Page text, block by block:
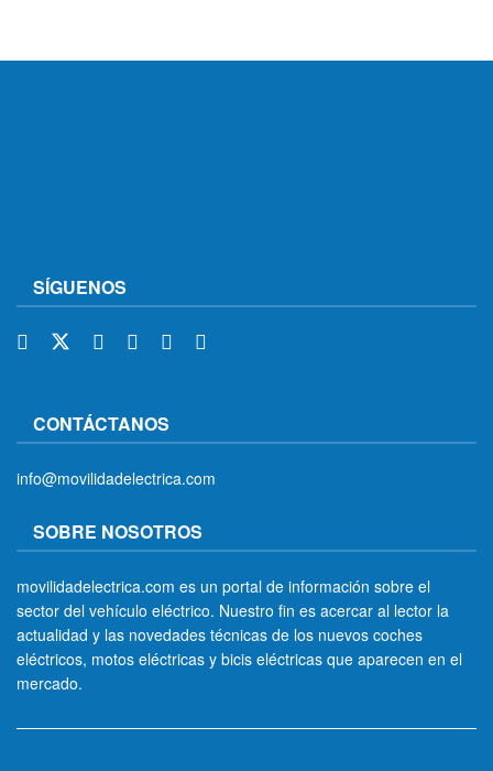
SÍGUENOS
CONTÁCTANOS
info@movilidadelectrica.com
SOBRE NOSOTROS
movilidadelectrica.com es un portal de información sobre el
sector del vehículo eléctrico. Nuestro fin es acercar al lector la
actualidad y las novedades técnicas de los nuevos coches
eléctricos, motos eléctricas y bicis eléctricas que aparecen en el
mercado.